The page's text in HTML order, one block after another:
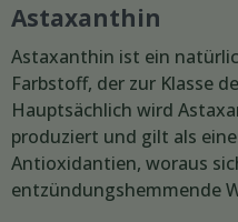
Astaxanthin
Astaxanthin ist ein
Farbstoff, der zur Klasse
Hauptsächlich wird
produziert und gilt als
Antioxidantien, woraus
entzündungshemmende